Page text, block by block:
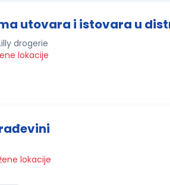
utovara i istovara u
drogerie
lokacije
lokacije